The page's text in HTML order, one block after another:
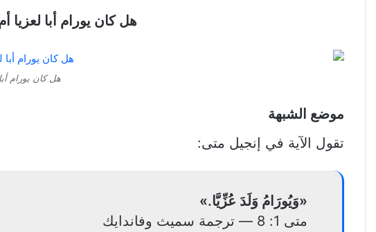
هل كان يورام أبا لعزيا أم لأخزيا؟
هل كان يورام أبا لعزيا أم
موضع الشبهة
تقول الآية في إنجيل متى:
«وَيُورَامُ وَلَدَ عُزِّيَّا.»
متى 1: 8 — ترجمة سميث وفاندايك